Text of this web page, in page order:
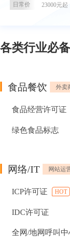
日常价 23000元起
各类行业必
食品餐饮 外卖
食品经营许可证
绿色食品标志
网络/IT 网站运
ICP许可证 HOT
IDC许可证
全网/地网呼叫